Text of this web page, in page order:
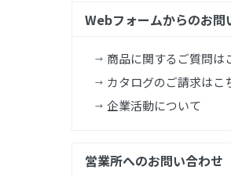
Webフォームからのお問
商品に関するご質問は
カタログのご請求はこ
企業活動について
営業所へのお問い合わせ